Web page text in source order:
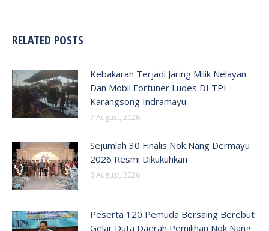
RELATED POSTS
Kebakaran Terjadi Jaring Milik Nelayan
Dan Mobil Fortuner Ludes DI TPI
Karangsong Indramayu
7 August, 2026
Sejumlah 30 Finalis Nok Nang Dermayu
2026 Resmi Dikukuhkan
6 August, 2026
Peserta 120 Pemuda Bersaing Berebut
Gelar Duta Daerah Pemilihan Nok Nang